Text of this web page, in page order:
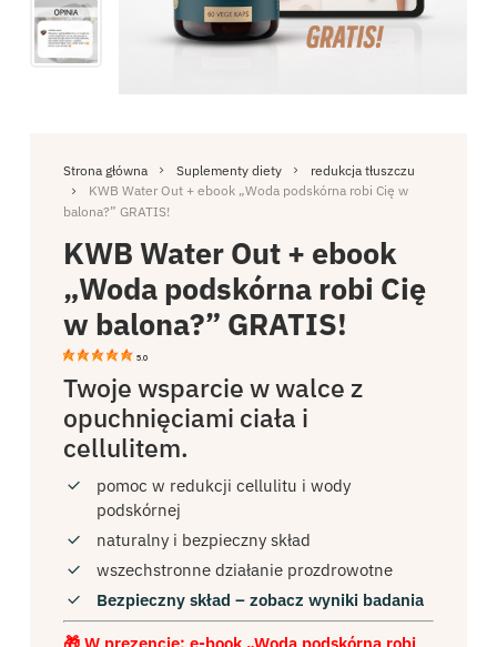
Strona główna Suplementy diety
redukcja tłuszczu
KWB Water Out + ebook „Woda podskórna robi Cię w
balona?” GRATIS!
KWB Water Out + ebook
„Woda podskórna robi Cię
w balona?” GRATIS!
5.0
Twoje wsparcie w walce z
opuchnięciami ciała i
cellulitem.
pomoc w redukcji cellulitu i wody
podskórnej
naturalny i bezpieczny skład
wszechstronne działanie prozdrowotne
Bezpieczny skład – zobacz wyniki badania
🎁 W prezencie: e-book „Woda podskórna robi